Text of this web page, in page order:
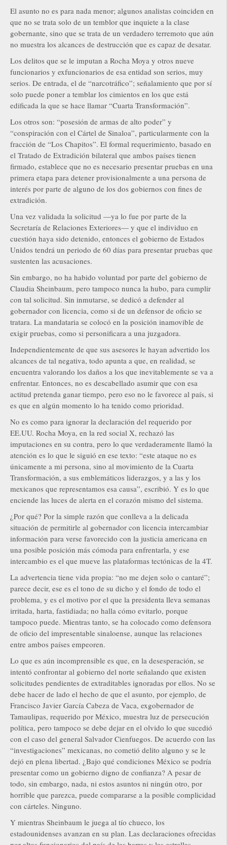
El asunto no es para nada menor; algunos analistas coinciden en
que no se trata solo de un temblor que inquiete a la clase
gobernante, sino que se trata de un verdadero terremoto que aún
no muestra los alcances de destrucción que es capaz de desatar.
Los delitos que se le imputan a Rocha Moya y otros nueve
funcionarios y exfuncionarios de esa entidad son serios, muy
serios. De entrada, el de “narcotráfico”; señalamiento que por sí
solo puede poner a temblar los cimientos en los que está
edificada la que se hace llamar “Cuarta Transformación”.
Los otros son: “posesión de armas de alto poder” y
“conspiración con el Cártel de Sinaloa”, particularmente con la
fracción de “Los Chapitos”. El formal requerimiento, basado en
el Tratado de Extradición bilateral que ambos países tienen
firmado, establece que no es necesario presentar pruebas en una
primera etapa para detener provisionalmente a una persona de
interés por parte de alguno de los dos gobiernos con fines de
extradición.
Una vez validada la solicitud —ya lo fue por parte de la
Secretaría de Relaciones Exteriores— y que el individuo en
cuestión haya sido detenido, entonces el gobierno de Estados
Unidos tendrá un periodo de 60 días para presentar pruebas que
sustenten las acusaciones.
Sin embargo, no ha habido voluntad por parte del gobierno de
Claudia Sheinbaum, pero tampoco nunca la hubo, para cumplir
con tal solicitud. Sin inmutarse, se dedicó a defender al
gobernador con licencia, como si de un defensor de oficio se
tratara. La mandataria se colocó en la posición inamovible de
exigir pruebas, como si personificara a una juzgadora.
Independientemente de que sus asesores le hayan advertido los
alcances de tal negativa, todo apunta a que, en realidad, se
encuentra valorando los daños a los que inevitablemente se va a
enfrentar. Entonces, no es descabellado asumir que con esa
actitud pretenda ganar tiempo, pero eso no le favorece al país, si
es que en algún momento lo ha tenido como prioridad.
No es como para ignorar la declaración del requerido por
EE.UU. Rocha Moya, en la red social X, rechazó las
imputaciones en su contra, pero lo que verdaderamente llamó la
atención es lo que le siguió en ese texto: “este ataque no es
únicamente a mi persona, sino al movimiento de la Cuarta
Transformación, a sus emblemáticos liderazgos, y a las y los
mexicanos que representamos esa causa”, escribió. Y es lo que
enciende las luces de alerta en el corazón mismo del sistema.
¿Por qué? Por la simple razón que conlleva a la delicada
situación de permitirle al gobernador con licencia intercambiar
información para verse favorecido con la justicia americana en
una posible posición más cómoda para enfrentarla, y ese
intercambio es el que mueve las plataformas tectónicas de la 4T.
La advertencia tiene vida propia: “no me dejen solo o cantaré”;
parece decir, ese es el tono de su dicho y el fondo de todo el
problema, y es el motivo por el que la presidenta lleva semanas
irritada, harta, fastidiada; no halla cómo evitarlo, porque
tampoco puede. Mientras tanto, se ha colocado como defensora
de oficio del impresentable sinaloense, aunque las relaciones
entre ambos países empeoren.
Lo que es aún incomprensible es que, en la desesperación, se
intentó confrontar al gobierno del norte señalando que existen
solicitudes pendientes de extraditables ignoradas por ellos. No se
debe hacer de lado el hecho de que el asunto, por ejemplo, de
Francisco Javier García Cabeza de Vaca, exgobernador de
Tamaulipas, requerido por México, muestra luz de persecución
política, pero tampoco se debe dejar en el olvido lo que sucedió
con el caso del general Salvador Cienfuegos. De acuerdo con las
“investigaciones” mexicanas, no cometió delito alguno y se le
dejó en plena libertad. ¿Bajo qué condiciones México se podría
presentar como un gobierno digno de confianza? A pesar de
todo, sin embargo, nada, ni estos asuntos ni ningún otro, por
horrible que parezca, puede compararse a la posible complicidad
con cárteles. Ninguno.
Y mientras Sheinbaum le juega al tío chueco, los
estadounidenses avanzan en su plan. Las declaraciones ofrecidas